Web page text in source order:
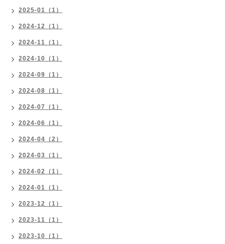
2025-01（1）
2024-12（1）
2024-11（1）
2024-10（1）
2024-09（1）
2024-08（1）
2024-07（1）
2024-06（1）
2024-04（2）
2024-03（1）
2024-02（1）
2024-01（1）
2023-12（1）
2023-11（1）
2023-10（1）